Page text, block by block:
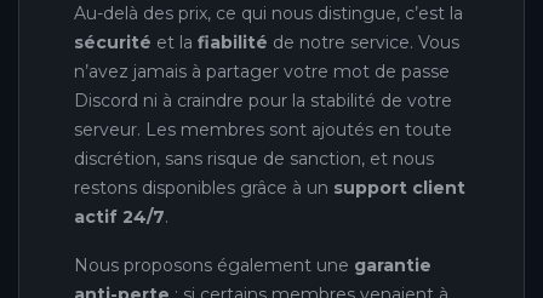
Au-delà des prix, ce qui nous distingue, c’est la
sécurité et la fiabilité de notre service. Vous
n’avez jamais à partager votre mot de passe
Discord ni à craindre pour la stabilité de votre
serveur. Les membres sont ajoutés en toute
discrétion, sans risque de sanction, et nous
restons disponibles grâce à un support client
actif 24/7.
Nous proposons également une garantie